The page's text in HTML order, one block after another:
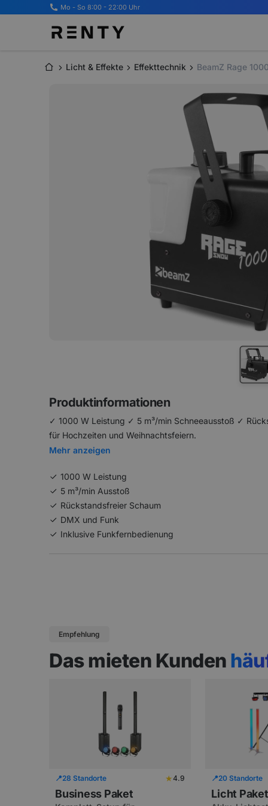
Mo - So 8:00 - 22:00 Uhr
Licht & Effekte Effekttechnik BeamZ Rage
Produktinformationen
✓ 1000 W Leistung ✓ 5 m³/min Schneeausstoß ✓
für Hochzeiten und Weihnachtsfeiern.
Mehr anzeigen
1000 W Leistung
5 m³/min Ausstoß
Rückstandsfreier Schaum
DMX und Funk
Inklusive Funkfernbedienung
Empfehlung
Das mieten Kunden
📍28 Standorte ★4.9
Business Paket
📍20 Standorte
Licht Paket